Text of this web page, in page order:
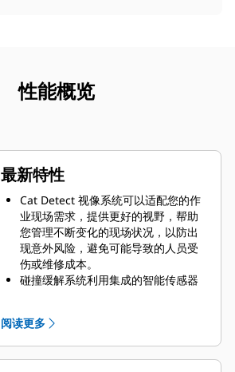
性能概览
最新特性
Cat Detect 视像系统可以适配您的作
业现场需求，提供更好的视野，帮助
您管理不断变化的现场状况，以防出
现意外风险，避免可能导致的人员受
伤或维修成本。
碰撞缓解系统利用集成的智能传感器
能。此外，通过 Visionlink™ 还可以
方便地查看事件数据和安全趋势。
Cat Advanced Payload 现在可以为您
阅读更多